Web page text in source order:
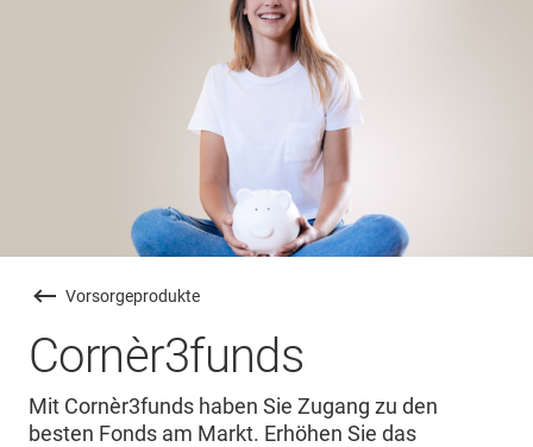
Vorsorgeprodukte
Cornèr3funds
Mit Cornèr3funds haben Sie Zugang zu den
besten Fonds am Markt. Erhöhen Sie das